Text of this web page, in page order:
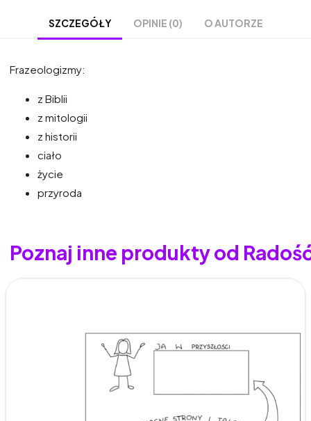
SZCZEGÓŁY OPINIE (0) O AUTORZE
Frazeologizmy:
z Biblii
z mitologii
z historii
ciało
życie
przyroda
Poznaj inne produkty od